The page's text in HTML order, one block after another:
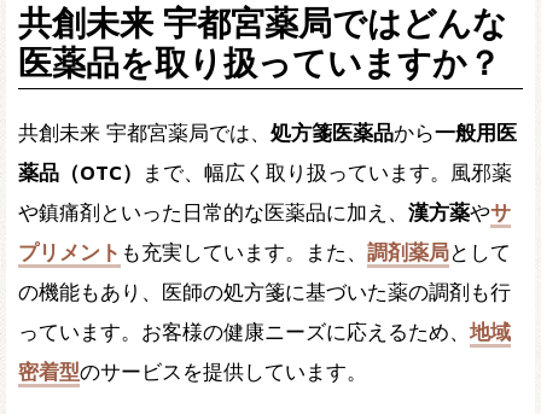
共創未来 宇都宮薬局ではどんな
医薬品を取り扱っていますか？
共創未来 宇都宮薬局では、 処方箋医薬品から一般用医
薬品（OTC）
まで、幅広く取り扱っています。風邪薬
や鎮痛剤といった日常的な医薬品に加え、 漢方薬やサ
プリメント も充実しています。また、 調剤薬局として
の機能もあり、医師の処方箋に基づいた薬の調剤も行
っています。お客様の健康ニーズに応えるため、 地域
密着型のサービスを提供しています。